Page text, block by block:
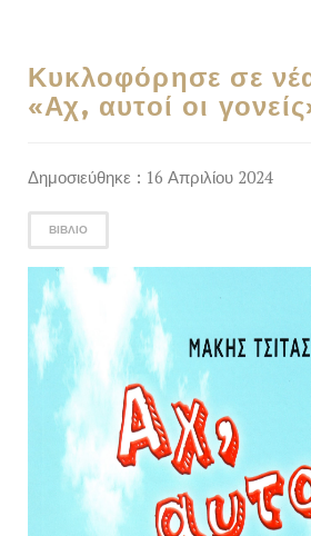
Κυκλοφόρησε σε
«Αχ, αυτοί οι
Δημοσιεύθηκε : 16 Απριλίου 2024
ΒΙΒΛΊΟ